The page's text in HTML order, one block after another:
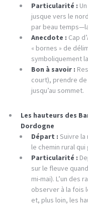
Particularité :
jusque vers le
par beau
Anecdote : Cap
« bornes » de
symboliquement
Bon à savoir :
court), prendre de
jusqu’au sommet.
Les hauteurs des
Dordogne
Départ : Suivre la
le chemin rural
Particularité :
sur le fleuve
mi-mai). L’un des
observer à la fois
et, plus loin, les